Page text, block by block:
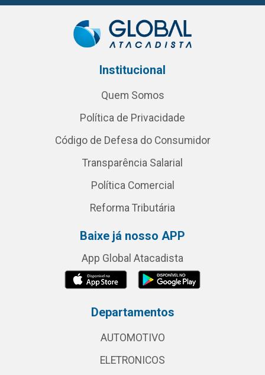
Institucional
Quem Somos
Política de Privacidade
Código de Defesa do Consumidor
Transparência Salarial
Política Comercial
Reforma Tributária
Baixe já nosso APP
App Global Atacadista
Departamentos
AUTOMOTIVO
ELETRONICOS